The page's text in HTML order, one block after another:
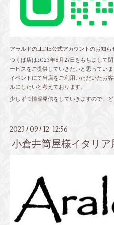
アラルドのLILNE公式アカウントのお知ら
つくば店は2023年8月27日をもちまして
ービスをご提供していきたいと思ってい
イベントにて当店をご利用いただいたお
ルにしたいと考えております。
少しずつ情報発信をしていきますので、
2023 /09 / 12 12:56
小倉井筒屋様イタリア